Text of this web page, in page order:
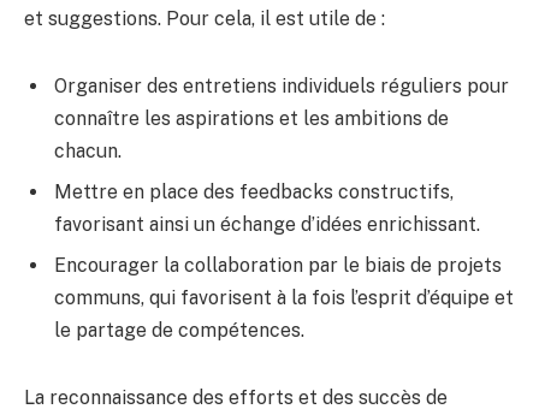
et suggestions. Pour cela, il est utile de :
Organiser des entretiens individuels réguliers pour
connaître les aspirations et les ambitions de
chacun.
Mettre en place des feedbacks constructifs,
favorisant ainsi un échange d’idées enrichissant.
Encourager la collaboration par le biais de projets
communs, qui favorisent à la fois l’esprit d’équipe et
le partage de compétences.
La reconnaissance des efforts et des succès de